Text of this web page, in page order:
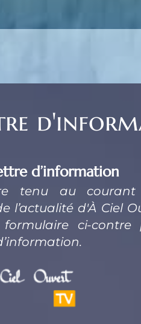
d’information
tenu au courant
l’actualité d'À Ciel
ci-contre